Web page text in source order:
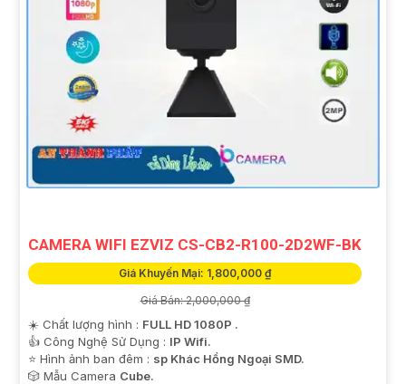
CAMERA WIFI EZVIZ CS-CB2-R100-2D2WF-BK
Giá Khuyến Mại: 1,800,000 ₫
Giá Bán: 2,000,000 ₫
☀️ Chất lượng hình : FULL HD 1080P .
👍 Công Nghệ Sử Dụng : IP Wifi.
⭐ Hình ảnh ban đêm : sp Khác Hồng Ngoại SMD.
🎲 Mẫu Camera Cube.